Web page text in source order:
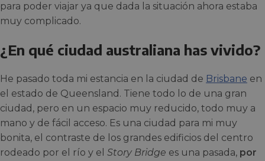
para poder viajar ya que dada la situación ahora estaba
muy complicado.
¿En qué ciudad australiana has vivido?
He pasado toda mi estancia en la ciudad de Brisbane en
el estado de Queensland. Tiene todo lo de una gran
ciudad, pero en un espacio muy reducido, todo muy a
mano y de fácil acceso. Es una ciudad para mi muy
bonita, el contraste de los grandes edificios del centro
rodeado por el río y el Story Bridge es una pasada, por